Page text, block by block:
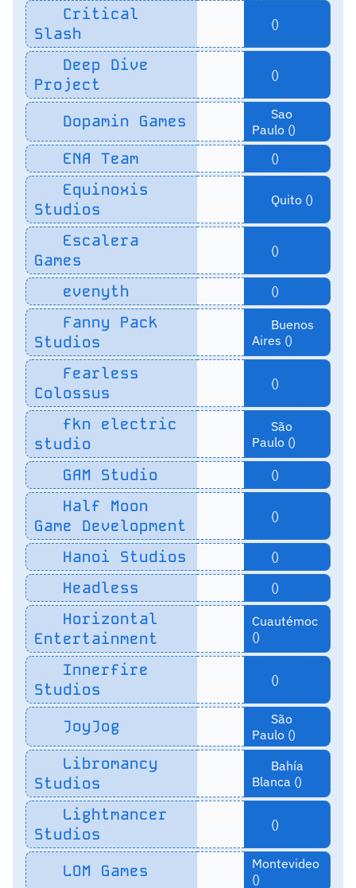
Critical
Slash
()
Deep Dive
Project
()
Dopamin Games
Sao
Paulo ()
ENA Team ()
Equinoxis
Studios
Quito ()
Escalera
Games
()
evenyth ()
Fanny Pack
Studios
Buenos
Aires ()
Fearless
Colossus
()
fkn electric
studio
São
Paulo ()
GAM Studio ()
Half Moon
Game Development
()
Hanoi Studios ()
Headless ()
Horizontal
Entertainment
Cuautémoc
()
Innerfire
Studios
()
JoyJog
São
Paulo ()
Libromancy
Studios
Bahía
Blanca ()
Lightmancer
Studios
()
LOM Games
Montevideo
()